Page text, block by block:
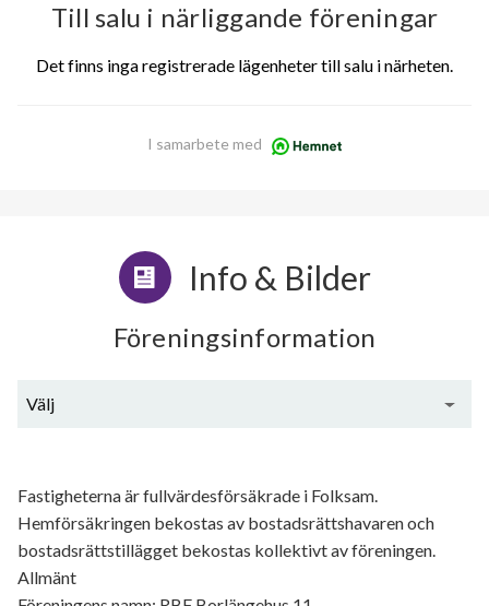
Till salu i närliggande föreningar
Det finns inga registrerade lägenheter till salu i närheten.
I samarbete med
Info & Bilder
Föreningsinformation
Välj
Fastigheterna är fullvärdesförsäkrade i Folksam.
Hemförsäkringen bekostas av bostadsrättshavaren och
bostadsrättstillägget bekostas kollektivt av föreningen.
Allmänt